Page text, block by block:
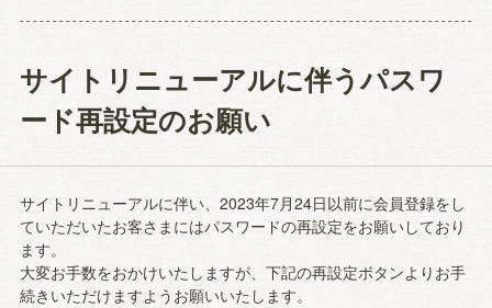
サイトリニューアルに伴うパスワ
ード再設定のお願い
サイトリニューアルに伴い、2023年7月24日以前に会員登録をし
ていただいたお客さまにはパスワードの再設定をお願いしており
ます。
大変お手数をおかけいたしますが、下記の再設定ボタンよりお手
続きいただけますようお願いいたします。